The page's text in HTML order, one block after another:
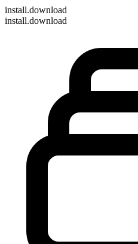
install.download
install.download